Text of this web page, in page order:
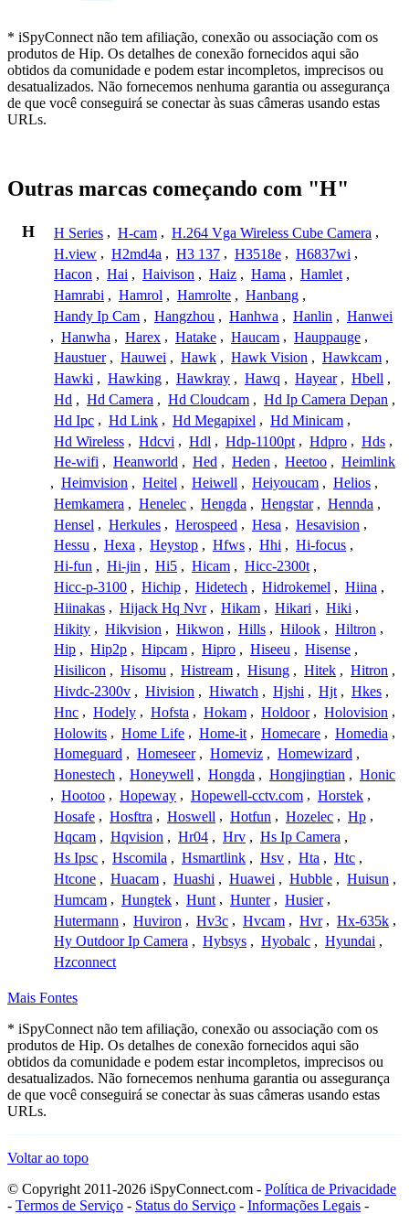
* iSpyConnect não tem afiliação, conexão ou associação com os
produtos de Hip. Os detalhes de conexão fornecidos aqui são
obtidos da comunidade e podem estar incompletos, imprecisos ou
desatualizados. Não fornecemos nenhuma garantia ou assegurança
de que você conseguirá se conectar às suas câmeras usando estas
URLs.
Outras marcas começando com "H"
H H Series , H-cam , H.264 Vga Wireless Cube Camera ,
H.view , H2md4a , H3 137 , H3518e , H6837wi ,
Hacon , Hai , Haivison , Haiz , Hama , Hamlet ,
Hamrabi , Hamrol , Hamrolte , Hanbang ,
Handy Ip Cam , Hangzhou , Hanhwa , Hanlin , Hanwei
, Hanwha , Harex , Hatake , Haucam , Hauppauge ,
Haustuer , Hauwei , Hawk , Hawk Vision , Hawkcam ,
Hawki , Hawking , Hawkray , Hawq , Hayear , Hbell ,
Hd , Hd Camera , Hd Cloudcam , Hd Ip Camera Depan ,
Hd Ipc , Hd Link , Hd Megapixel , Hd Minicam ,
Hd Wireless , Hdcvi , Hdl , Hdp-1100pt , Hdpro , Hds ,
He-wifi , Heanworld , Hed , Heden , Heetoo , Heimlink
, Heimvision , Heitel , Heiwell , Heiyoucam , Helios ,
Hemkamera , Henelec , Hengda , Hengstar , Hennda ,
Hensel , Herkules , Herospeed , Hesa , Hesavision ,
Hessu , Hexa , Heystop , Hfws , Hhi , Hi-focus ,
Hi-fun , Hi-jin , Hi5 , Hicam , Hicc-2300t ,
Hicc-p-3100 , Hichip , Hidetech , Hidrokemel , Hiina ,
Hiinakas , Hijack Hq Nvr , Hikam , Hikari , Hiki ,
Hikity , Hikvision , Hikwon , Hills , Hilook , Hiltron ,
Hip , Hip2p , Hipcam , Hipro , Hiseeu , Hisense ,
Hisilicon , Hisomu , Histream , Hisung , Hitek , Hitron ,
Hivdc-2300v , Hivision , Hiwatch , Hjshi , Hjt , Hkes ,
Hnc , Hodely , Hofsta , Hokam , Holdoor , Holovision ,
Holowits , Home Life , Home-it , Homecare , Homedia ,
Homeguard , Homeseer , Homeviz , Homewizard ,
Honestech , Honeywell , Hongda , Hongjingtian , Honic
, Hootoo , Hopeway , Hopewell-cctv.com , Horstek ,
Hosafe , Hosftra , Hoswell , Hotfun , Hozelec , Hp ,
Hqcam , Hqvision , Hr04 , Hrv , Hs Ip Camera ,
Hs Ipsc , Hscomila , Hsmartlink , Hsv , Hta , Htc ,
Htcone , Huacam , Huashi , Huawei , Hubble , Huisun ,
Humcam , Hungtek , Hunt , Hunter , Husier ,
Hutermann , Huviron , Hv3c , Hvcam , Hvr , Hx-635k ,
Hy Outdoor Ip Camera , Hybsys , Hyobalc , Hyundai ,
Hzconnect
Mais Fontes
* iSpyConnect não tem afiliação, conexão ou associação com os
produtos de Hip. Os detalhes de conexão fornecidos aqui são
obtidos da comunidade e podem estar incompletos, imprecisos ou
desatualizados. Não fornecemos nenhuma garantia ou assegurança
de que você conseguirá se conectar às suas câmeras usando estas
URLs.
Voltar ao topo
© Copyright 2011-2026 iSpyConnect.com - Política de Privacidade
- Termos de Serviço - Status do Serviço - Informações Legais -